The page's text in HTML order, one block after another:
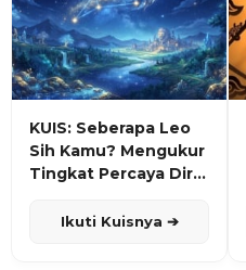
KUIS: Seberapa Leo
Sih Kamu? Mengukur
Tingkat Percaya Diri
Ikuti Kuisnya ➔